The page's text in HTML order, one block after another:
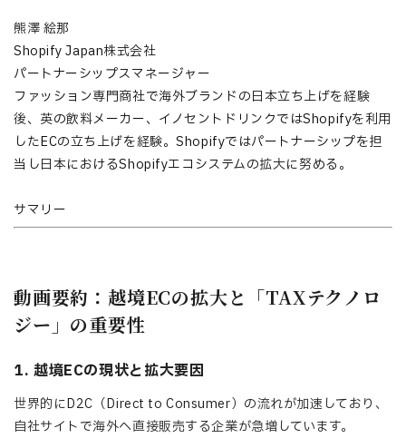
熊澤 絵那
Shopify Japan株式会社
パートナーシップスマネージャー
ファッション専門商社で海外ブランドの日本立ち上げを経験
後、英の飲料メーカー、イノセントドリンクではShopifyを利用
したECの立ち上げを経験。Shopifyではパートナーシップを担
当し日本におけるShopifyエコシステムの拡大に努める。
サマリー
動画要約：越境ECの拡大と「TAXテクノロ
ジー」の重要性
1. 越境ECの現状と拡大要因
世界的にD2C（Direct to Consumer）の流れが加速しており、
自社サイトで海外へ直接販売する企業が急増しています。